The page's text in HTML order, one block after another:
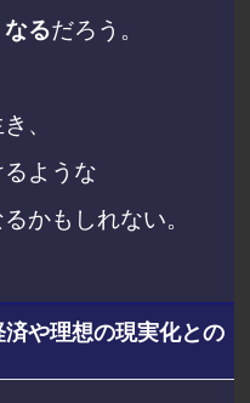
るだろう。
、
ような
かもしれない。
や理想の現実化との